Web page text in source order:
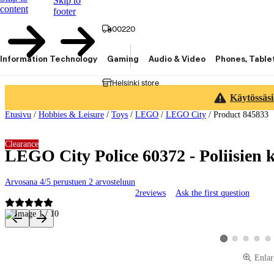
content
footer
00220
Helsinki store
Information Technology Gaming Audio & Video Phones,
Etusivu / Hobbies & Leisure / Toys / LEGO / LEGO City / Product 845833
LEGO City Police 60372 - Poliisien
Arvosana 4/5 perustuen 2 arvosteluun
2reviews Ask the first question
Clearance
Product images and videos
View product
View product image
View product
View